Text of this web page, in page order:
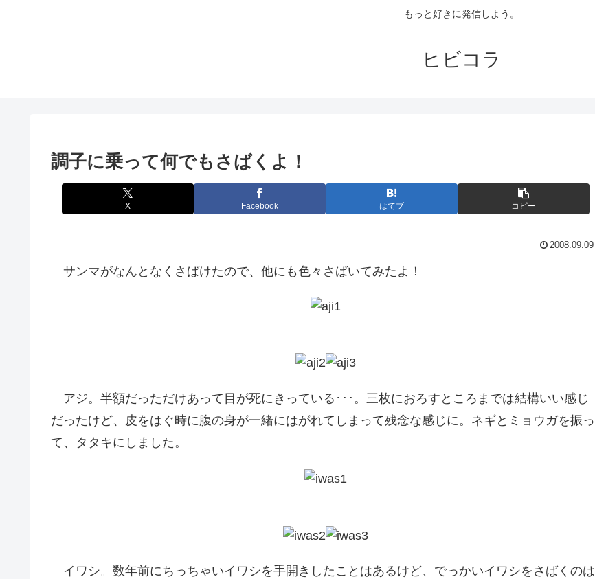
もっと好きに発信しよう。
ヒビコラ
調子に乗って何でもさばくよ！
X Facebook はてブ コピー
2008.09.09
サンマがなんとなくさばけたので、他にも色々さばいてみたよ！
アジ。半額だっただけあって目が死にきっている･･･。三枚におろすところまでは結構いい感じ
だったけど、皮をはぐ時に腹の身が一緒にはがれてしまって残念な感じに。ネギとミョウガを振っ
て、タタキにしました。
イワシ。数年前にちっちゃいイワシを手開きしたことはあるけど、でっかいイワシをさばくのは